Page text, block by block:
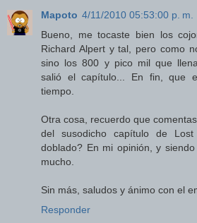
Mapoto 4/11/2010 05:53:00 p. m.
Bueno, me tocaste bien los
Richard Alpert y tal, pero como
sino los 800 y pico mil que
salió el capítulo... En fin, que
tiempo.
Otra cosa, recuerdo que
del susodicho capítulo de
doblado? En mi opinión, y
mucho.
Sin más, saludos y ánimo con el
Responder